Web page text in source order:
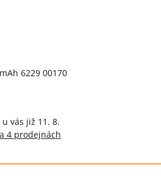
6229 00170
u vás již 11. 8.
4 prodejnách